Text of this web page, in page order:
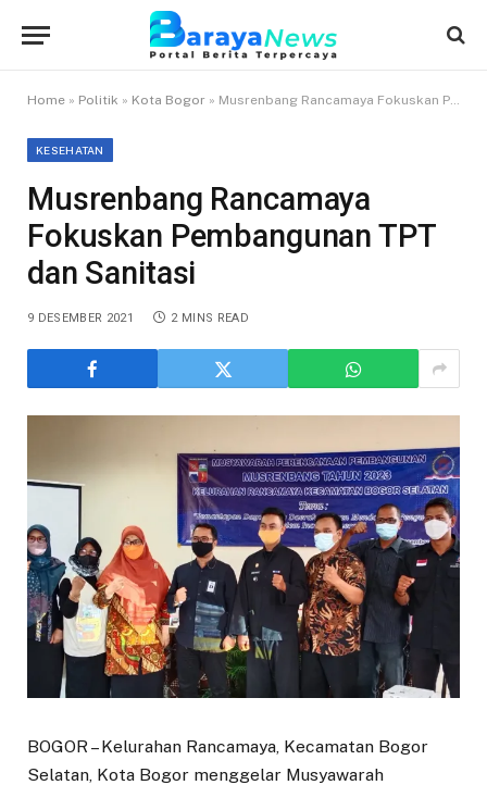
Home » Politik » Kota Bogor » Musrenbang Rancamaya Fokuskan Pembangunan TPT dan Sanitasi
KESEHATAN
Musrenbang Rancamaya
Fokuskan Pembangunan TPT
dan Sanitasi
9 DESEMBER 2021 2 MINS READ
BOGOR – Kelurahan Rancamaya, Kecamatan Bogor
Selatan, Kota Bogor menggelar Musyawarah